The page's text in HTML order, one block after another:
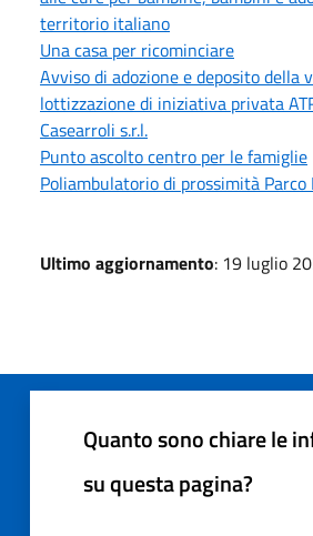
territorio italiano
Una casa per ricominciare
Avviso di adozione e deposito della
lottizzazione di iniziativa privata
Casearroli s.r.l.
Punto ascolto centro per le famiglie
Poliambulatorio di prossimità
Ultimo aggiornamento: 19 luglio
Quanto sono chiare le
su questa pagina?